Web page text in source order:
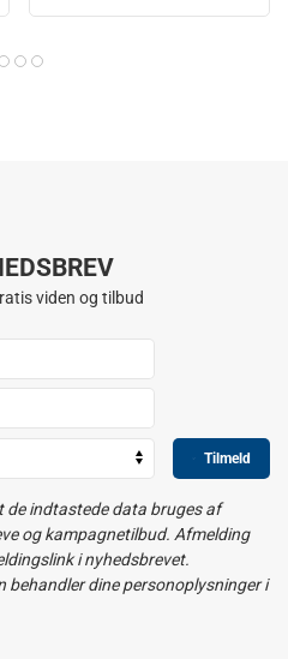
viden og tilbud
Tilmeld
de indtastede data bruges af
og kampagnetilbud. Afmelding
i nyhedsbrevet.
behandler dine personoplysninger i